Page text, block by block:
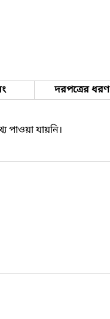
দরপত্রের ধরণ
পাওয়া যায়নি।